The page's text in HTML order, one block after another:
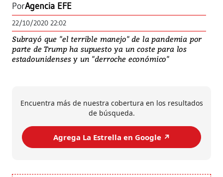
PorAgencia EFE
22/10/2020 22:02
Subrayó que "el terrible manejo" de la pandemia por
parte de Trump ha supuesto ya un coste para los
estadounidenses y un "derroche económico"
Encuentra más de nuestra cobertura en los resultados
de búsqueda.
Agrega La Estrella en Google ↗️